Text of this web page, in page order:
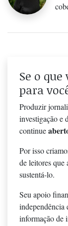
Se o
para
Produzir
investigação e
continue
Por isso
de leitores que
sustentá-lo.
Seu apoio
independência
informação de